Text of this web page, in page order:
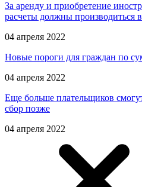
За аренду и приобретение
расчеты должны производиться
04 апреля 2022
Новые пороги для граждан по
04 апреля 2022
Еще больше плательщиков
сбор позже
04 апреля 2022